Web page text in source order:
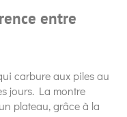
entre
carbure aux piles au
jours. La montre
plateau, grâce à la